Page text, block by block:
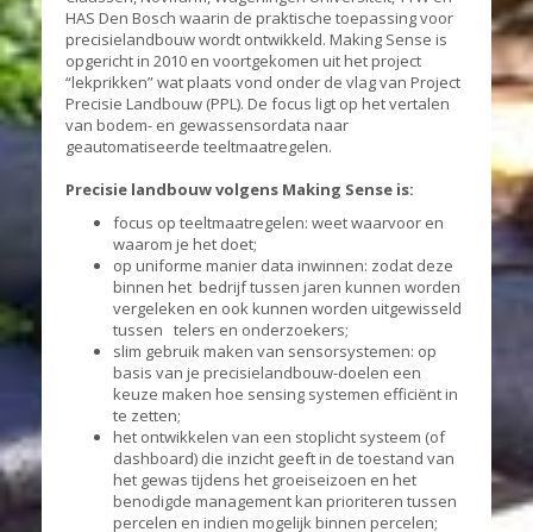
HAS Den Bosch waarin de praktische toepassing voor
precisielandbouw wordt ontwikkeld. Making Sense is
opgericht in 2010 en voortgekomen uit het project
“lekprikken” wat plaats vond onder de vlag van Project
Precisie Landbouw (PPL). De focus ligt op het vertalen
van bodem- en gewassensordata naar
geautomatiseerde teeltmaatregelen.
Precisie landbouw volgens Making Sense is:
focus op teeltmaatregelen: weet waarvoor en
waarom je het doet;
op uniforme manier data inwinnen: zodat deze
binnen het bedrijf tussen jaren kunnen worden
vergeleken en ook kunnen worden uitgewisseld
tussen telers en onderzoekers;
slim gebruik maken van sensorsystemen: op
basis van je precisielandbouw-doelen een
keuze maken hoe sensing systemen efficiënt in
te zetten;
het ontwikkelen van een stoplicht systeem (of
dashboard) die inzicht geeft in de toestand van
het gewas tijdens het groeiseizoen en het
benodigde management kan prioriteren tussen
percelen en indien mogelijk binnen percelen;